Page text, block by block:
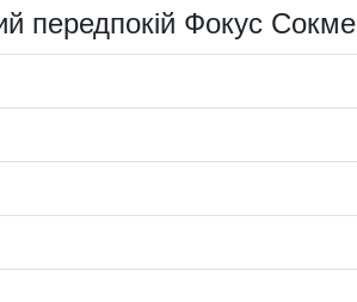
передпокій Фокус Сокме